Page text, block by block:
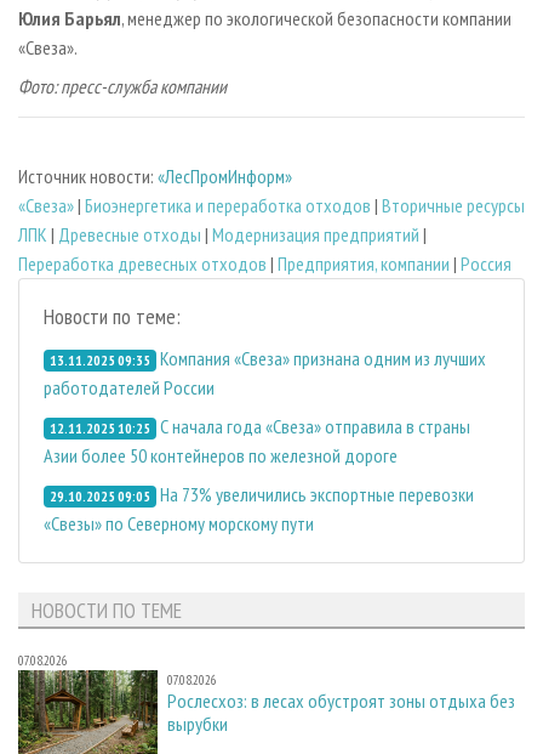
Юлия Барьял, менеджер по экологической безопасности компании
«Свеза».
Фото: пресс-служба компании
Источник новости: «ЛесПромИнформ»
«Свеза»| Биoэнергетика и переработка отходов | Вторичные ресурсы
ЛПК | Древесные отходы | Модернизация предприятий |
Переработка древесных отходов | Предприятия, компании | Россия
Новости по теме:
13.11.2025 09:35 Компания «Свеза» признана одним из лучших
работодателей России
12.11.2025 10:25 С начала года «Свеза» отправила в страны
Азии более 50 контейнеров по железной дороге
29.10.2025 09:05 На 73% увеличились экспортные перевозки
«Свезы» по Северному морскому пути
НОВОСТИ ПО ТЕМЕ
07.08.2026
07.08.2026
Рослесхоз: в лесах обустроят зоны отдыха без
вырубки